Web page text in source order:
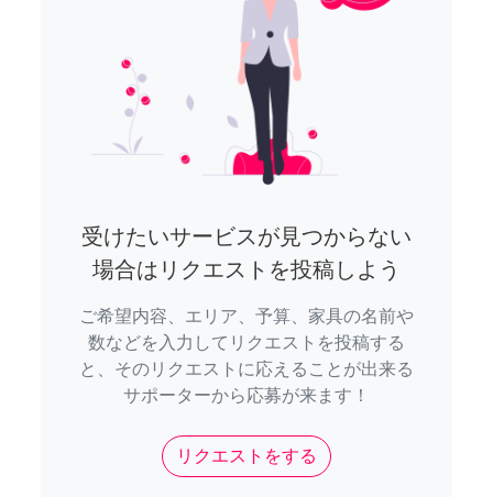
受けたいサービスが見つからない
場合はリクエストを投稿しよう
ご希望内容、エリア、予算、家具の名前や
数などを入力してリクエストを投稿する
と、そのリクエストに応えることが出来る
サポーターから応募が来ます！
リクエストをする